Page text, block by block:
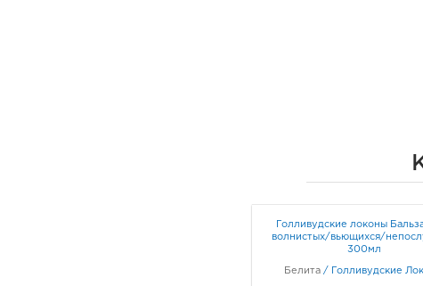
Голливудские локоны
волнистых/вьющихся/
300мл
Белита / Голливудские